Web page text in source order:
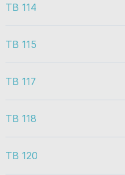
TB 114
TB 115
TB 117
TB 118
TB 120